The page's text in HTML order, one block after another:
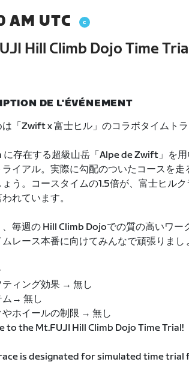
AM UTC
Hill Climb Dojo Time
DE L'ÉVÉNEMENT
「Zwift x 富士ヒル」のコラボタイムトラ
存在する超級山岳「Alpe de Zwift」を
ライアル。実際に勾配のついたコースを
ょう。コースタイムの1.5倍が、富士ヒル
れています。
、毎週の Hill Climb Dojoでの質の高いワー
レース本番に向けてみんなで頑張りまし
ティング効果 → 無し
ム→ 無し
やホイールの制限 → 無し
to the Mt.FUJI Hill Climb Dojo Time Trial!
is designated for simulated time trial